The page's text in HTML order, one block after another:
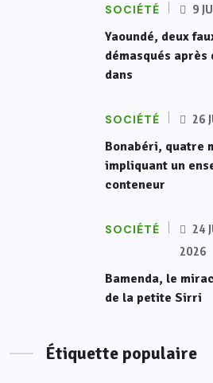
SOCIÉTÉ 9
Yaoundé, deux
démasqués après
dans
SOCIÉTÉ 26
Bonabéri, quatre
impliquant un
conteneur
SOCIÉTÉ
24
2026
Bamenda, le
de la petite Sirri
Étiquette populaire